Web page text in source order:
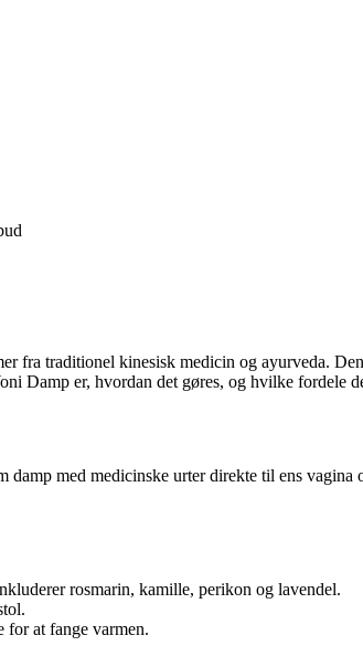
fra traditionel kinesisk medicin og ayurveda.
Damp er, hvordan det gøres, og hvilke fordele
med medicinske urter direkte til ens
rosmarin, kamille, perikon og lavendel.
at fange varmen.